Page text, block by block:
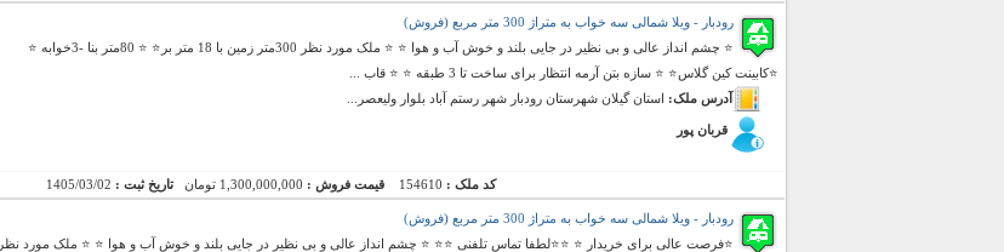
رودبار - ویلا شمالی سه خواب به متراژ 300 متر مربع (فروش)
⭐ چشم انداز عالی و بی نظیر در جایی بلند و خوش آب و هوا ⭐ ⭐ ملک مورد نظر 300متر زمین با 18 متر بر⭐ ⭐ 80متر بنا -3خوابه ⭐
⭐کابینت کین گلاس⭐ ⭐ سازه بتن آرمه انتظار برای ساخت تا 3 طبقه ⭐ ⭐ قاب ...
آدرس ملک: استان گیلان شهرستان رودبار شهر رستم آباد بلوار ولیعصر...
قربان پور
کد ملک : 154610 قیمت فروش : 1,300,000,000 تومان تاریخ ثبت : 1405/03/02
رودبار - ویلا شمالی سه خواب به متراژ 300 متر مربع (فروش)
⭐فرصت عالی برای خریدار ⭐ ⭐⭐لطفا تماس تلفنی ⭐⭐ ⭐ چشم انداز عالی و بی نظیر در جایی بلند و خوش آب و هوا ⭐ ⭐ ملک مورد نظر